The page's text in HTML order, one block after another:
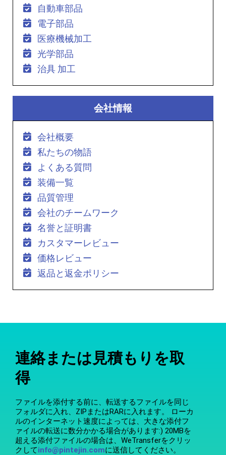
自動車部品
電子部品
医療機械加工
光学部品
治具 加工
会社情報
会社概要
私たちの物語
よくある質問
装備一覧
品質管理
会社のチームワーク
名誉と証明書
カスタマーレビュー
価格レビュー
返品と返金ポリシー
連絡または見積もりを取
得
ファイルを添付する前に、転送するファイルを同じ
フォルダに入れ、ZIPまたはRARに入れます。 ローカ
ルのインターネット速度によっては、大きな添付フ
ァイルの転送に数分かかる場合があります:) 20MBを
超える添付ファイルの場合は、WeTransferをクリッ
クしてinfo@pintejin.comに送信してください。